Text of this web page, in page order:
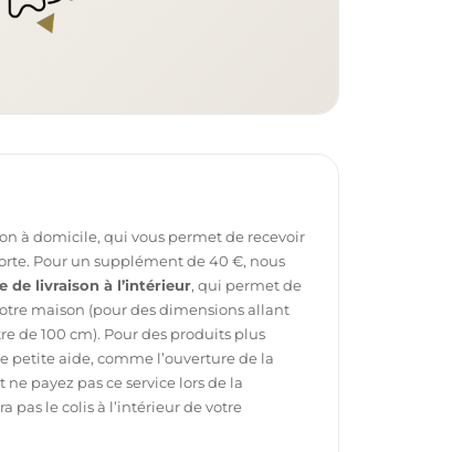
à domicile, qui vous permet de recevoir
Pour un supplément de 40 €, nous
de livraison à l’intérieur, qui permet de
maison (pour des dimensions allant
de 100 cm). Pour des produits plus
petite aide, comme l’ouverture de la
ne payez pas ce service lors de la
pas le colis à l’intérieur de votre